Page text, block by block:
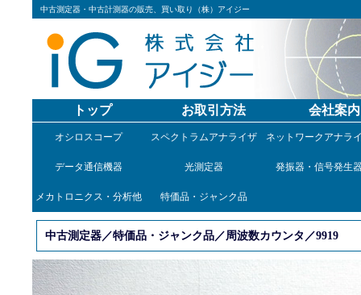
中古測定器・中古計測器の販売、買い取り（株）アイジー
トップ お取引方法 会社案内
オシロスコープ スペクトラムアナライザ ネットワークアナラ
データ通信機器 光測定器 発振器・信号発生
メカトロニクス・分析他 特価品・ジャンク品
中古測定器／特価品・ジャンク品／周波数カウンタ／9919